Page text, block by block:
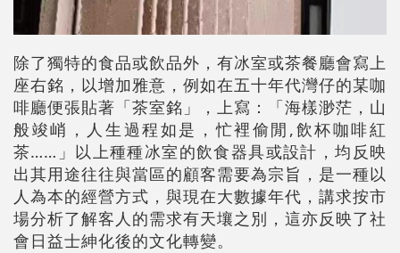
除了獨特的食品或飲品外，有冰室或茶餐廳會寫上
座右銘，以增加雅意，例如在五十年代灣仔的某咖
啡廳便張貼著「茶室銘」，上寫：「海樣渺茫，山
般竣峭，人生過程如是，忙裡偷閒,飲杯咖啡紅
茶……」以上種種冰室的飲食器具或設計，均反映
出其用途往往與當區的顧客需要為宗旨，是一種以
人為本的經營方式，與現在大數據年代，講求按市
場分析了解客人的需求有天壤之別，這亦反映了社
會日益士紳化後的文化轉變。